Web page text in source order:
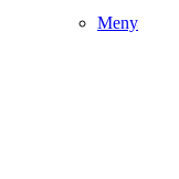
Meny